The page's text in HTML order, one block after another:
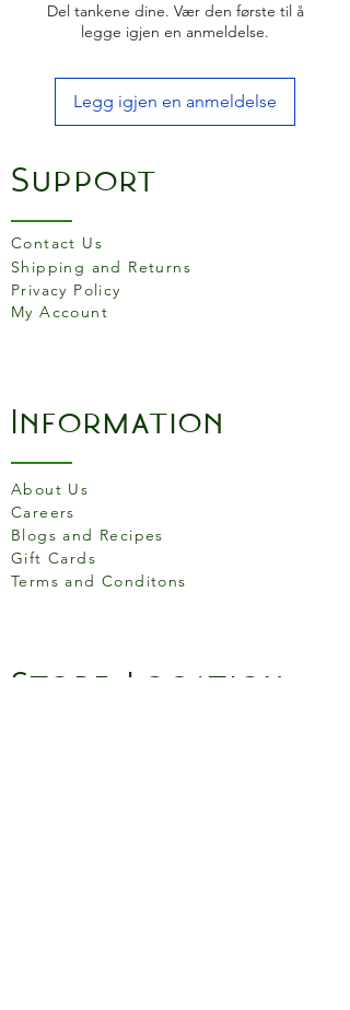
Del tankene dine. Vær den første til å
legge igjen en anmeldelse.
Legg igjen en anmeldelse
Support
Contact Us
Shipping and Returns
Privacy Policy
My Account
Information
About Us
Careers
Blogs and Recipes
Gift Cards
Terms and Conditons
Store Location